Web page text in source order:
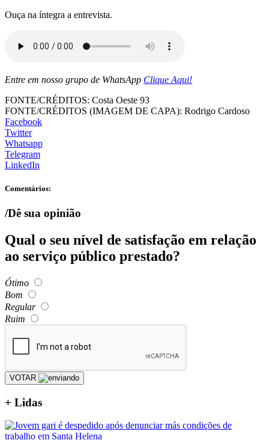
Ouça na íntegra a entrevista.
Entre em nosso grupo de WhatsApp Clique Aqui!
FONTE/CRÉDITOS: Costa Oeste 93
FONTE/CRÉDITOS (IMAGEM DE CAPA): Rodrigo Cardoso
Facebook
Twitter
Whatsapp
Telegram
LinkedIn
Comentários:
/Dê sua opinião
Qual o seu nível de satisfação em relação
ao serviço público prestado?
Ótimo
Bom
Regular
Ruim
VOTAR
+ Lidas